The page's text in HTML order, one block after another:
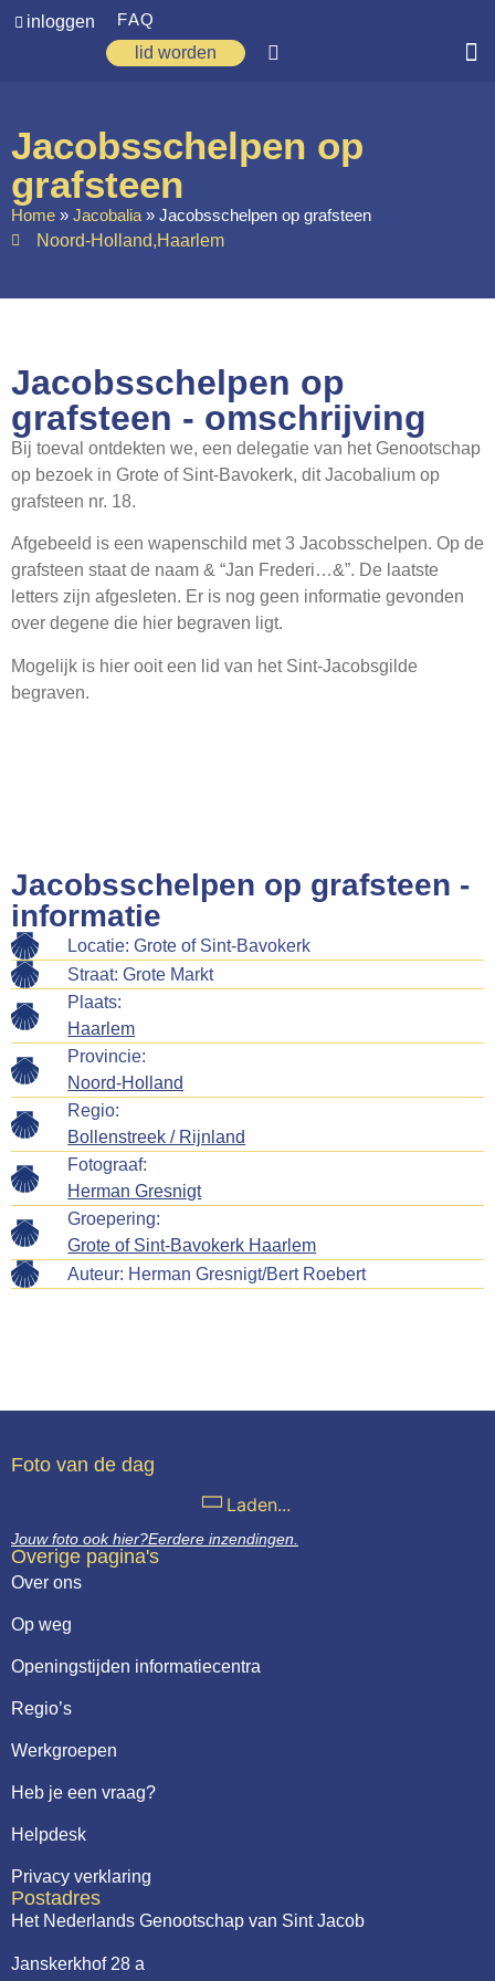
inloggen
FAQ
lid worden
Zoeken
Over ons
Op weg
Regio’s
Nieuws
Agenda
Webshop
Contact
Jacobsschelpen op
grafsteen
Home » Jacobalia » Jacobsschelpen op grafsteen
Noord-Holland,Haarlem
Jacobsschelpen op
grafsteen - omschrijving
Bij toeval ontdekten we, een delegatie van het Genootschap
op bezoek in Grote of Sint-Bavokerk, dit Jacobalium op
grafsteen nr. 18.
Afgebeeld is een wapenschild met 3 Jacobsschelpen. Op de
grafsteen staat de naam & “Jan Frederi…&”. De laatste
letters zijn afgesleten. Er is nog geen informatie gevonden
over degene die hier begraven ligt.
Mogelijk is hier ooit een lid van het Sint-Jacobsgilde
begraven.
Jacobsschelpen op grafsteen -
informatie
Locatie: Grote of Sint-Bavokerk
Straat: Grote Markt
Plaats:
Haarlem
Provincie:
Noord-Holland
Regio:
Bollenstreek / Rijnland
Fotograaf:
Herman Gresnigt
Groepering:
Grote of Sint-Bavokerk Haarlem
Auteur: Herman Gresnigt/Bert Roebert
Foto van de dag
Laden...
Jouw foto ook hier?Eerdere inzendingen.
Overige pagina's
Over ons
Op weg
Openingstijden informatiecentra
Regio’s
Werkgroepen
Heb je een vraag?
Helpdesk
Privacy verklaring
Postadres
Het Nederlands Genootschap van Sint Jacob
Janskerkhof 28 a